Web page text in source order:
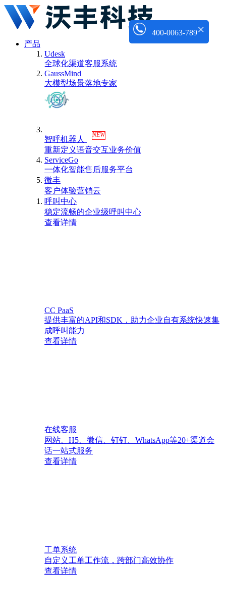
产品
Udesk
全球化渠道客服系统
GaussMind
大模型场景落地专家
智呼机器人 NEW
重新定义语音交互业务价值
ServiceGo
一体化智能售后服务平台
微丰
客户体验营销云
呼叫中心
稳定流畅的企业级呼叫中心
查看详情
CC PaaS
提供丰富的API和SDK，助力企业自有系统快速集
成呼叫能力
查看详情
在线客服
网站、H5、微信、钉钉、WhatsApp等20+渠道会
话一站式服务
查看详情
工单系统
自定义工单工作流，跨部门高效协作
查看详情
400-0063-789×